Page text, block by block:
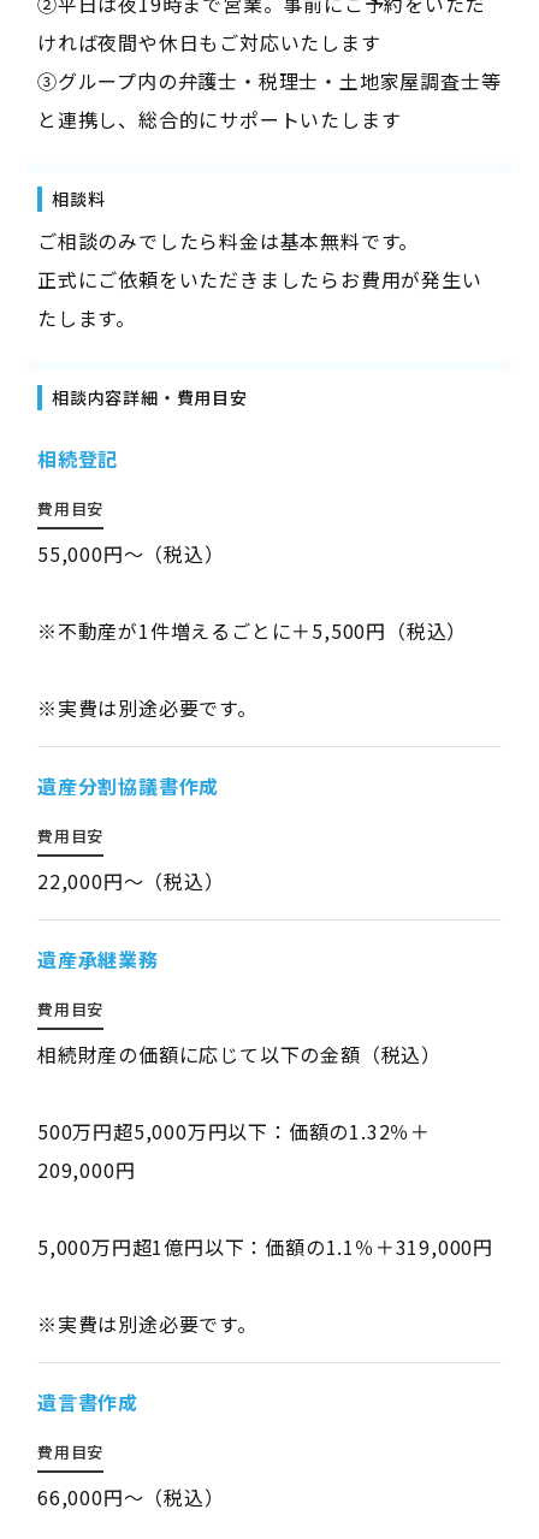
ければ夜間や休日もご対応いたします
③グループ内の弁護士・税理士・土地家屋調査士等
と連携し、総合的にサポートいたします
相談料
ご相談のみでしたら料金は基本無料です。
正式にご依頼をいただきましたらお費用が発生い
たします。
相談内容詳細・費用目安
相続登記
費用目安
55,000円～（税込）
※不動産が1件増えるごとに＋5,500円（税込）
※実費は別途必要です。
遺産分割協議書作成
費用目安
22,000円～（税込）
遺産承継業務
費用目安
相続財産の価額に応じて以下の金額（税込）
500万円超5,000万円以下：価額の1.32％＋
209,000円
5,000万円超1億円以下：価額の1.1％＋319,000円
※実費は別途必要です。
遺言書作成
費用目安
66,000円～（税込）